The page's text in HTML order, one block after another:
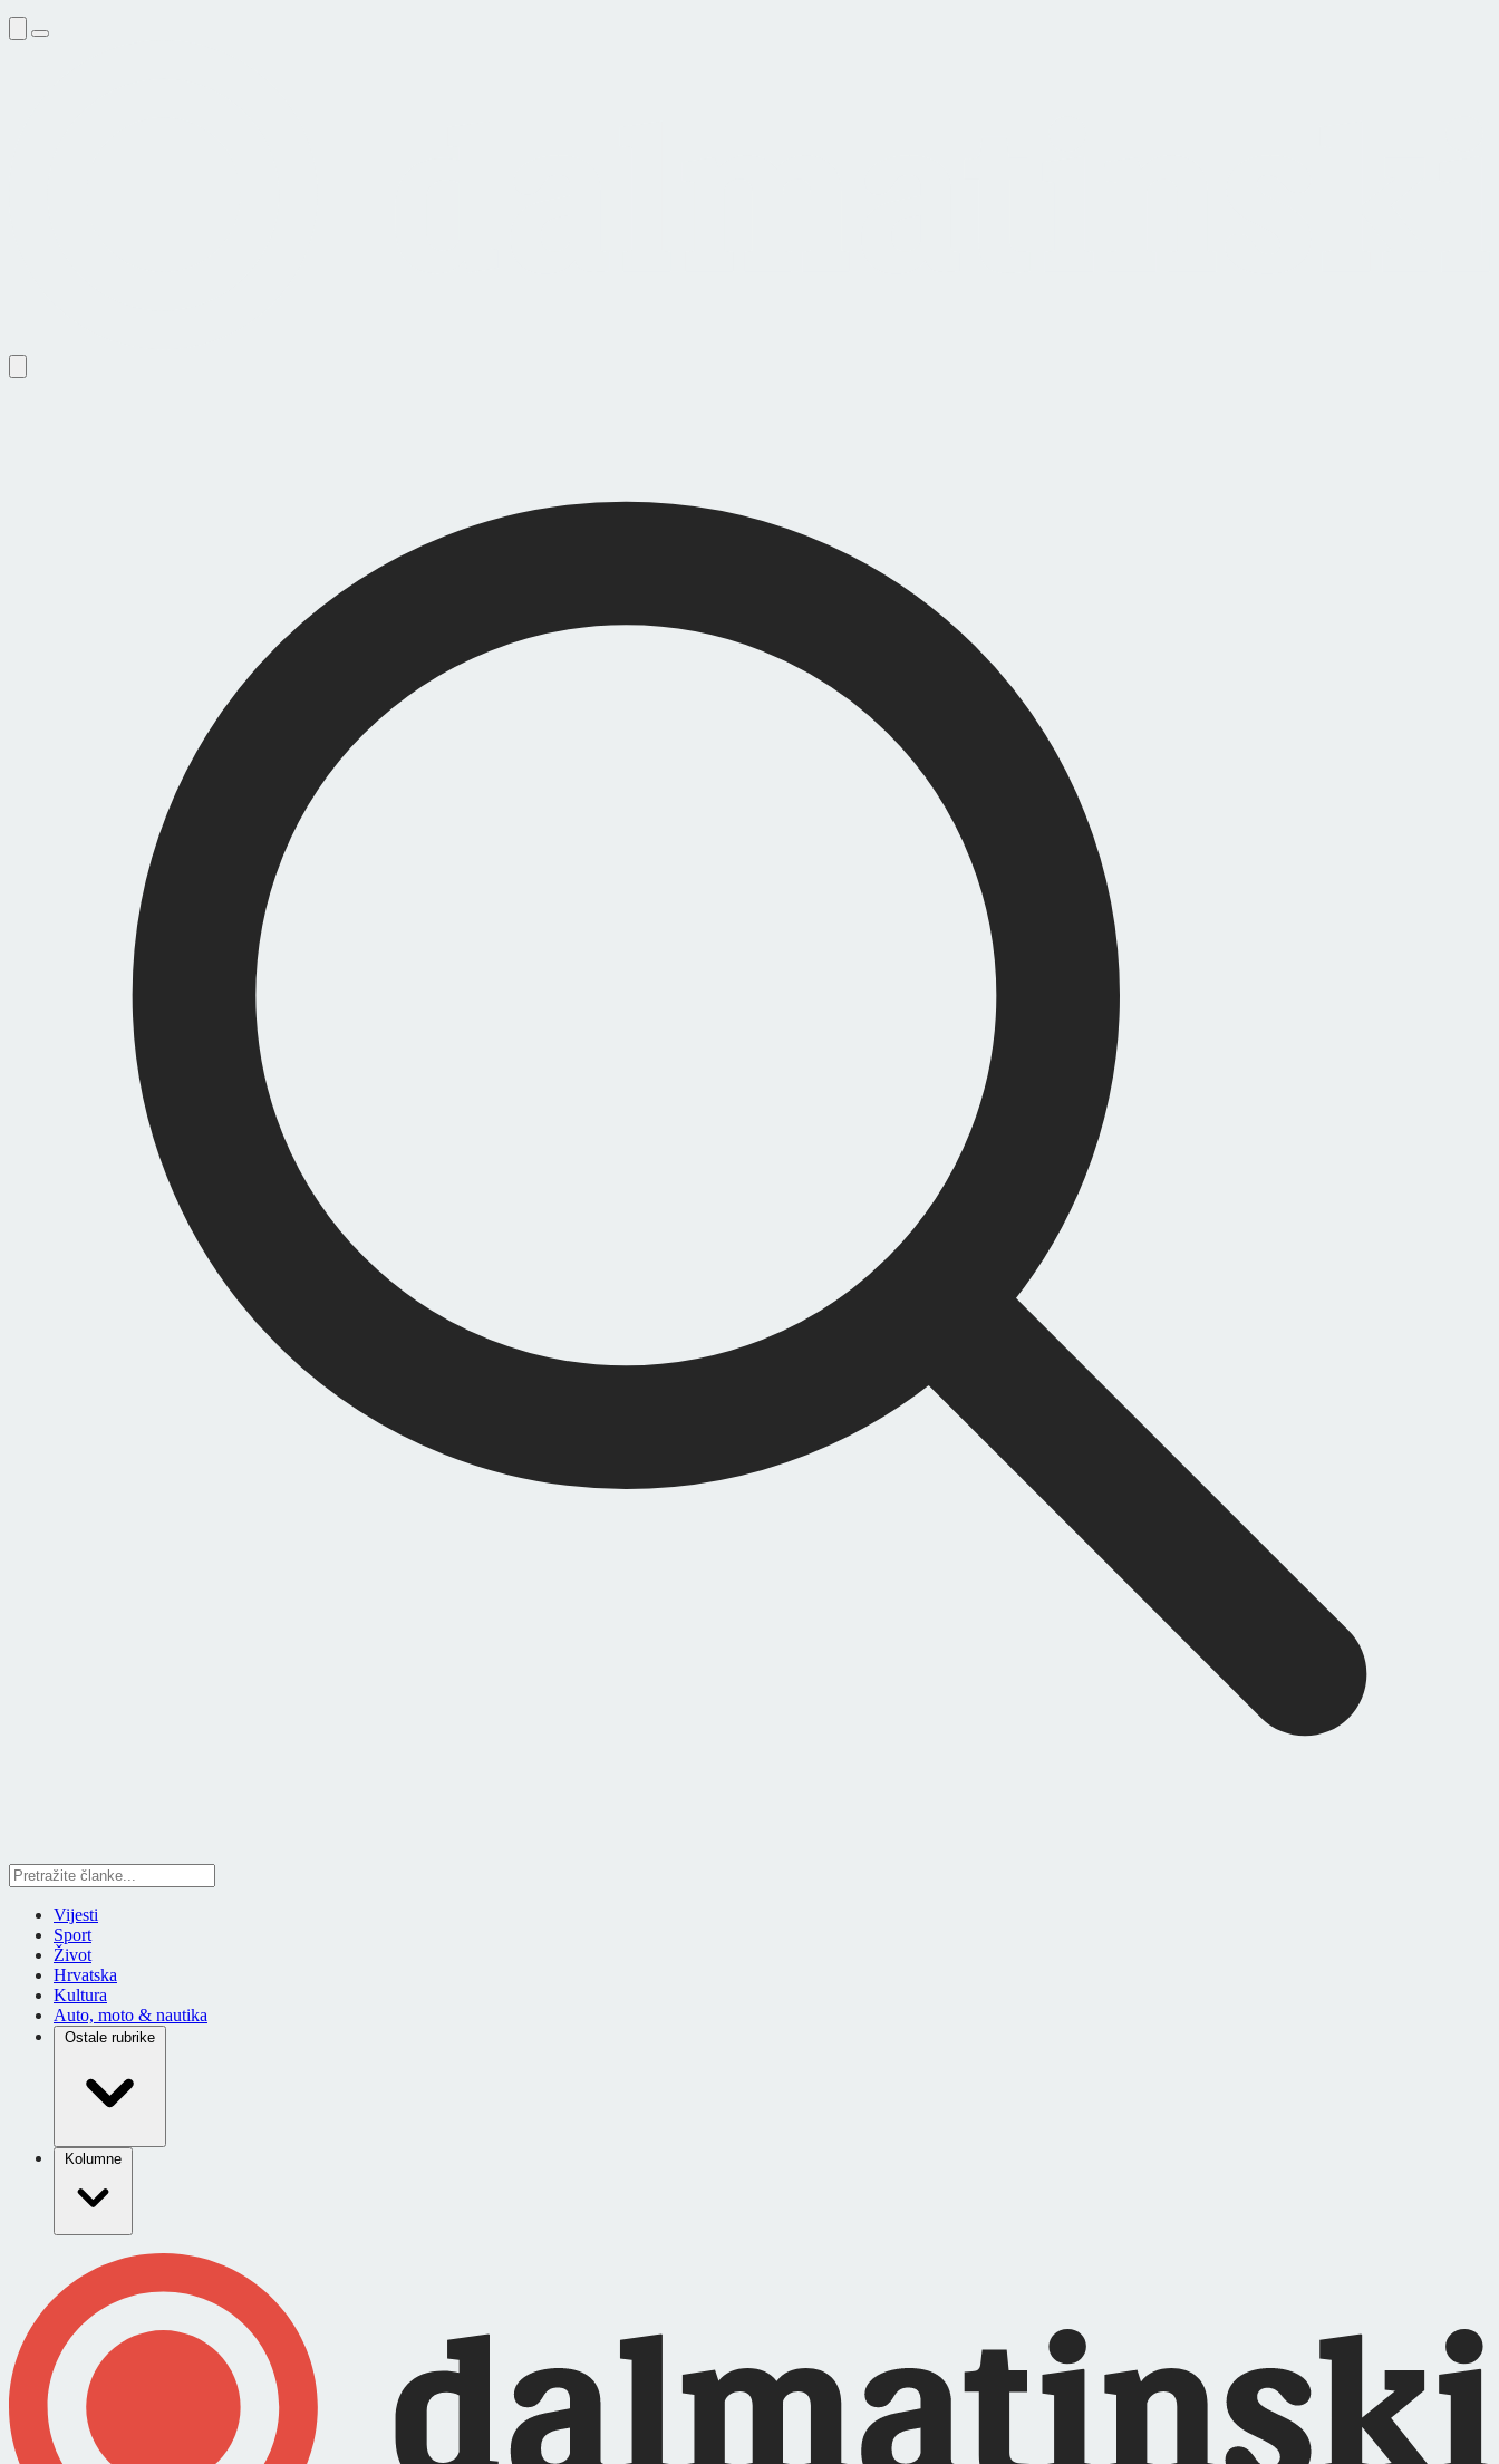
Vijesti
Sport
Život
Hrvatska
Kultura
Auto, moto & nautika
Ostale rubrike
Kolumne